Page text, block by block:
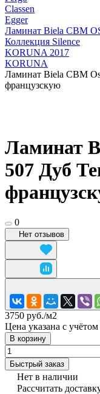
Classen
Egger
Ламинат Biela CBM
Коллекция Silence
KORUNA 2017
KORUNA
Ламинат Biela CBM
французскую
Ламинат
507 Дуб
0
Нет отзывов
3750 руб./м2
Цена указана с
В корзину
Быстрый заказ
Нет в наличии
Рассчитать